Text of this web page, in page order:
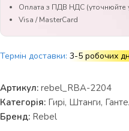
Оплата з ПДВ НДС (уточнюйте
Visa / MasterCard
Термін доставки: 3-5 робочих
Артикул: rebel_RBA-2204
Категорія: Гирі, Штанги,
Бренд: Rebel